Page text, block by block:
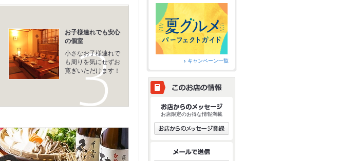
お子様連れでも安心
の個室
小さなお子様連れで
も周りを気にせずお
寛ぎいただけます！
キャンペーン一覧
お店限定のお得な情報満載